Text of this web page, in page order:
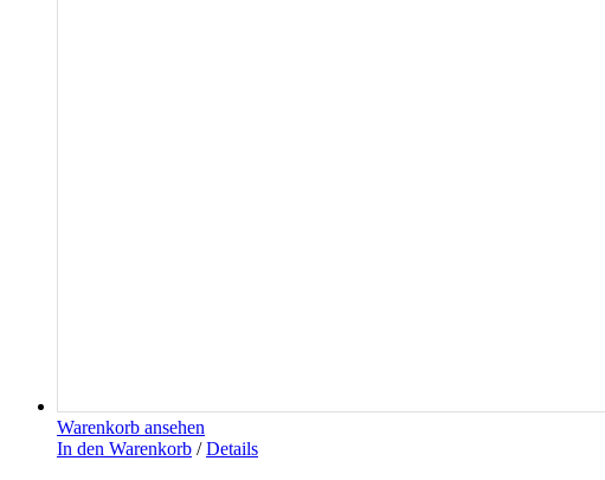
Warenkorb ansehen
In den Warenkorb / Details